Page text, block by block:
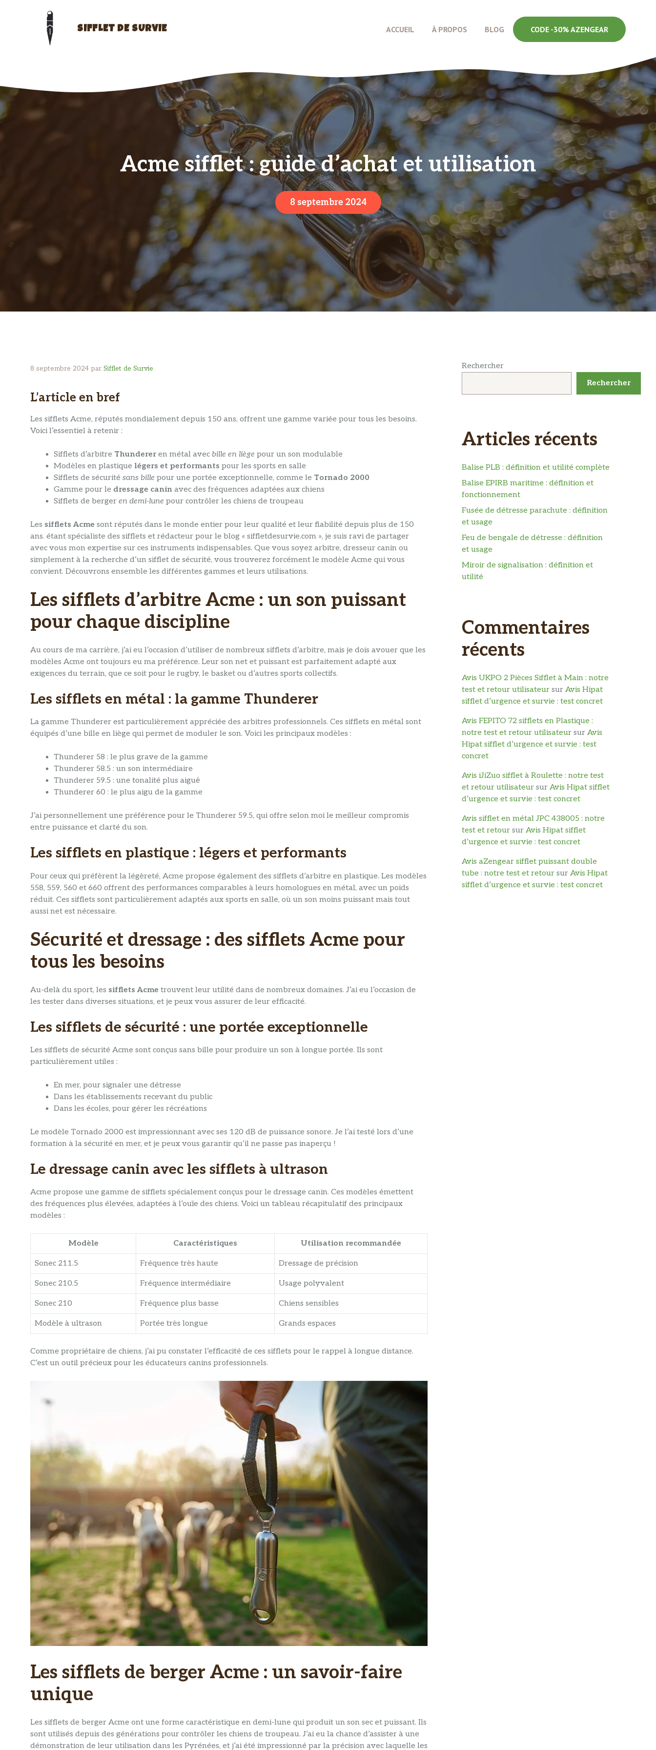
SIFFLET DE SURVIE ACCUEIL À PROPOS BLOG CODE -30% AZENGEAR
Acme sifflet : guide d’achat et utilisation
8 septembre 2024
8 septembre 2024 par Sifflet de Survie
L’article en bref
Les sifflets Acme, réputés mondialement depuis 150 ans, offrent une gamme variée pour tous les besoins.
Voici l’essentiel à retenir :
Sifflets d’arbitre Thundereren métal avec bille en liège pour un son modulable
Modèles en plastique légers et performants pour les sports en salle
Sifflets de sécurité sans bille pour une portée exceptionnelle, comme le Tornado 2000
Gamme pour le dressage canin avec des fréquences adaptées aux chiens
Sifflets de berger en demi-lune pour contrôler les chiens de troupeau
Les sifflets Acme sont réputés dans le monde entier pour leur qualité et leur fiabilité depuis plus de 150
ans. étant spécialiste des sifflets et rédacteur pour le blog « siffletdesurvie.com », je suis ravi de partager
avec vous mon expertise sur ces instruments indispensables. Que vous soyez arbitre, dresseur canin ou
simplement à la recherche d’un sifflet de sécurité, vous trouverez forcément le modèle Acme qui vous
convient. Découvrons ensemble les différentes gammes et leurs utilisations.
Les sifflets d’arbitre Acme : un son puissant
pour chaque discipline
Au cours de ma carrière, j’ai eu l’occasion d’utiliser de nombreux sifflets d’arbitre, mais je dois avouer que les
modèles Acme ont toujours eu ma préférence. Leur son net et puissant est parfaitement adapté aux
exigences du terrain, que ce soit pour le rugby, le basket ou d’autres sports collectifs.
Les sifflets en métal : la gamme Thunderer
La gamme Thunderer est particulièrement appréciée des arbitres professionnels. Ces sifflets en métal sont
équipés d’une bille en liège qui permet de moduler le son. Voici les principaux modèles :
Thunderer 58 : le plus grave de la gamme
Thunderer 58.5 : un son intermédiaire
Thunderer 59.5 : une tonalité plus aiguë
Thunderer 60 : le plus aigu de la gamme
J’ai personnellement une préférence pour le Thunderer 59.5, qui offre selon moi le meilleur compromis
entre puissance et clarté du son.
Les sifflets en plastique : légers et performants
Pour ceux qui préfèrent la légèreté, Acme propose également des sifflets d’arbitre en plastique. Les modèles
558, 559, 560 et 660 offrent des performances comparables à leurs homologues en métal, avec un poids
réduit. Ces sifflets sont particulièrement adaptés aux sports en salle, où un son moins puissant mais tout
aussi net est nécessaire.
Sécurité et dressage : des sifflets Acme pour
tous les besoins
Au-delà du sport, les sifflets Acme trouvent leur utilité dans de nombreux domaines. J’ai eu l’occasion de
les tester dans diverses situations, et je peux vous assurer de leur efficacité.
Les sifflets de sécurité : une portée exceptionnelle
Les sifflets de sécurité Acme sont conçus sans bille pour produire un son à longue portée. Ils sont
particulièrement utiles :
En mer, pour signaler une détresse
Dans les établissements recevant du public
Dans les écoles, pour gérer les récréations
Le modèle Tornado 2000 est impressionnant avec ses 120 dB de puissance sonore. Je l’ai testé lors d’une
formation à la sécurité en mer, et je peux vous garantir qu’il ne passe pas inaperçu !
Le dressage canin avec les sifflets à ultrason
Acme propose une gamme de sifflets spécialement conçus pour le dressage canin. Ces modèles émettent
des fréquences plus élevées, adaptées à l’ouïe des chiens. Voici un tableau récapitulatif des principaux
modèles :
Modèle Caractéristiques Utilisation recommandée
Sonec 211.5 Fréquence très haute Dressage de précision
Sonec 210.5 Fréquence intermédiaire Usage polyvalent
Sonec 210 Fréquence plus basse Chiens sensibles
Modèle à ultrason Portée très longue Grands espaces
Comme propriétaire de chiens, j’ai pu constater l’efficacité de ces sifflets pour le rappel à longue distance.
C’est un outil précieux pour les éducateurs canins professionnels.
Les sifflets de berger Acme : un savoir-faire
unique
Les sifflets de berger Acme ont une forme caractéristique en demi-lune qui produit un son sec et puissant. Ils
sont utilisés depuis des générations pour contrôler les chiens de troupeau. J’ai eu la chance d’assister à une
démonstration de leur utilisation dans les Pyrénées, et j’ai été impressionné par la précision avec laquelle les
Rechercher
Rechercher
Articles récents
Balise PLB : définition et utilité complète
Balise EPIRB maritime : définition et
fonctionnement
Fusée de détresse parachute : définition
et usage
Feu de bengale de détresse : définition
et usage
Miroir de signalisation : définition et
utilité
Commentaires
récents
Avis UKPO 2 Pièces Sifflet à Main : notre
test et retour utilisateur sur Avis Hipat
sifflet d’urgence et survie : test concret
Avis FEPITO 72 sifflets en Plastique :
notre test et retour utilisateur sur Avis
Hipat sifflet d’urgence et survie : test
concret
Avis iJiZuo sifflet à Roulette : notre test
et retour utilisateur sur Avis Hipat sifflet
d’urgence et survie : test concret
Avis sifflet en métal JPC 438005 : notre
test et retour sur Avis Hipat sifflet
d’urgence et survie : test concret
Avis aZengear sifflet puissant double
tube : notre test et retour sur Avis Hipat
sifflet d’urgence et survie : test concret